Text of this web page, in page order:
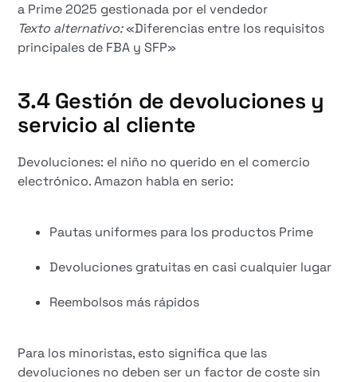
a Prime 2025 gestionada por el vendedor
Texto alternativo:«Diferencias entre los requisitos
principales de FBA y SFP»
3.4 Gestión de devoluciones y
servicio al cliente
Devoluciones: el niño no querido en el comercio
electrónico. Amazon habla en serio:
Pautas uniformes para los productos Prime
Devoluciones gratuitas en casi cualquier lugar
Reembolsos más rápidos
Para los minoristas, esto significa que las
devoluciones no deben ser un factor de coste sin